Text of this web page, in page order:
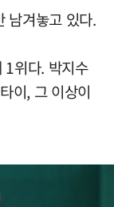
남겨놓고 있다.
1위다. 박지수
이, 그 이상이